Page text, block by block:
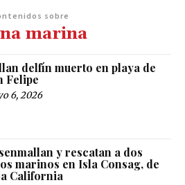
sobre
marina
delfín muerto en playa de
Felipe
6, 2026
y rescatan a dos
marinos en Isla Consag, de
California